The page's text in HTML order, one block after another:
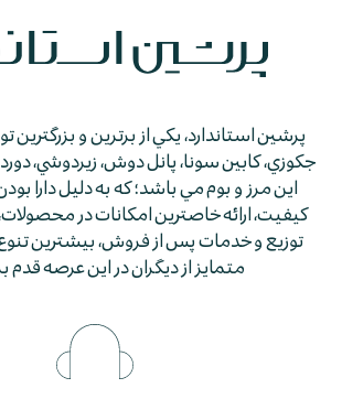
پرشين استاندارد، يكي از برترين و بزرگترين
جكوزي، كابين سونا، پانل دوش، زيردوشي،
اين مرز و بوم مي باشد؛ كه به دليل دارا
كيفيت، ارائه خاصترين امكانات در
توزيع و خدمات پس از فروش، بيشترين تنوع
متمايز از ديگران در اين عرصه قدم